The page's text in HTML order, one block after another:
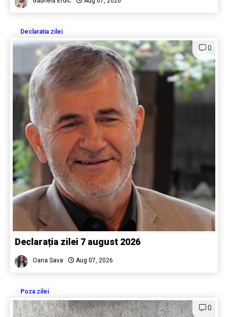
Declaratia zilei
0
Declarația zilei 7 august 2026
Oana Sava Aug 07, 2026
Poza zilei
0